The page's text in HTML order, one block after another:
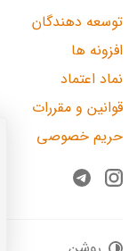
توسعه دهندگان
افزونه ها
نماد اعتماد
قوانین و مقررات
حریم خصوصی
Instagram
Telegram